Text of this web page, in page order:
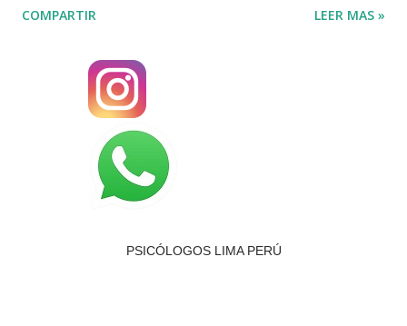
VIDEOLLAMADA o TELÉFONO. Teléfonos: 📞(01) 437- 0066
psicológica virtual de Lunes a Domingo Brindamos atención
psicológica de forma virtual, de forma individual, de pareja y
orientación psicológica desde la primera sesión, para poderle
brindar la mejor atención psicológica.. Algunos síntomas por
los que podría acudir a un psicólogo: Llanto,
superado. Ansiedad, preocupación constante, dificultades del
COMPARTIR LEER MAS »
PSICÓLOGOS LIMA PERÚ